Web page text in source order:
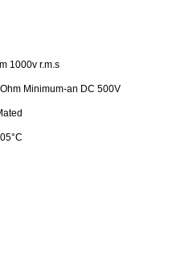
1000v r.m.s
Minimum-an DC 500V